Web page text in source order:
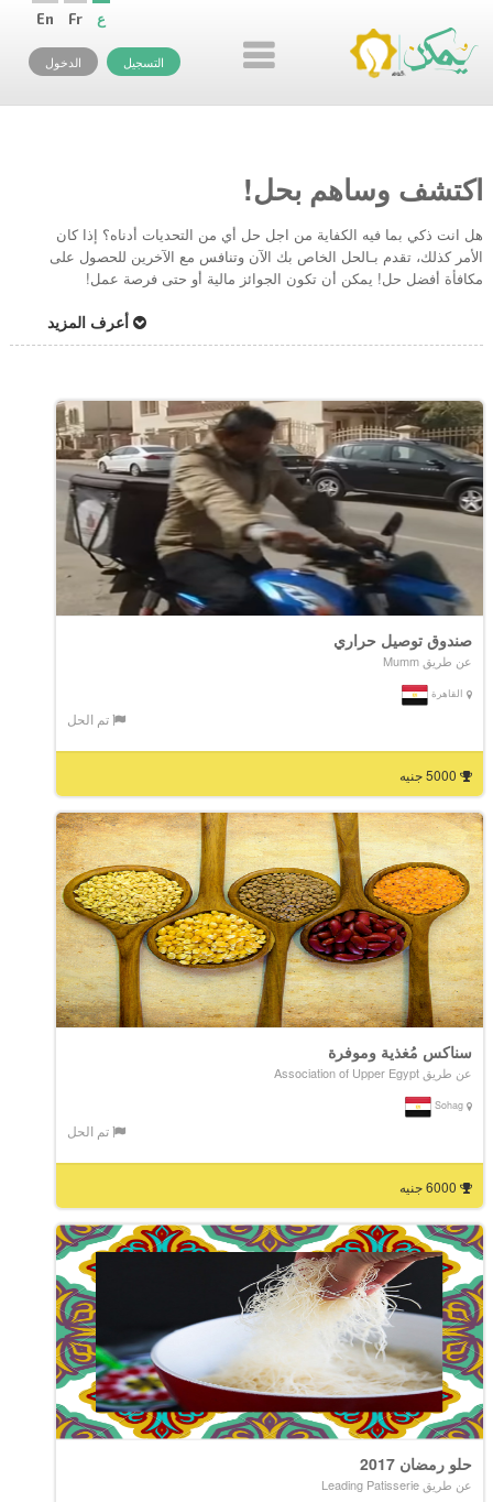
En Fr ع
التسجيل الدخول
اكتشف وساهم بحل!
هل انت ذكي بما فيه الكفاية من اجل حل أي من التحديات أدناه؟ إذا كان
الأمر كذلك، تقدم بـالحل الخاص بك الآن وتنافس مع الآخرين للحصول على
مكافأة أفضل حل! يمكن أن تكون الجوائز مالية أو حتى فرصة عمل!
أعرف المزيد
صندوق توصيل حراري
عن طريق Mumm
القاهرة
تم الحل
5000 جنيه
سناكس مُغذية وموفرة
عن طريق Association of Upper Egypt
Sohag
تم الحل
6000 جنيه
حلو رمضان 2017
عن طريق Leading Patisserie